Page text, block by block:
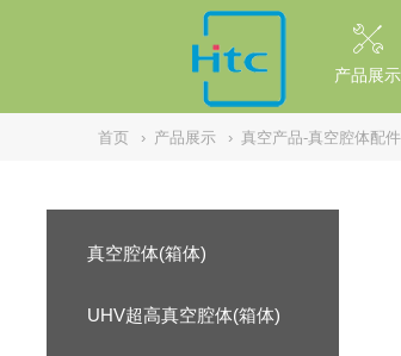
// replaced by scott on 2026/7/20 reason: high risk:
产品展示
首页 › 产品展示 › 真空产品-真空腔体配
真空腔体(箱体)
UHV超高真空腔体(箱体)